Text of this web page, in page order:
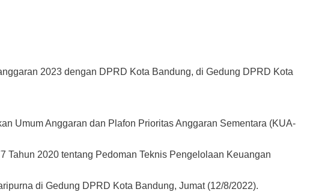
2023 dengan DPRD Kota Bandung, di Gedung DPRD Kota
Umum Anggaran dan Plafon Prioritas Anggaran Sementara (KUA-
Tahun 2020 tentang Pedoman Teknis Pengelolaan Keuangan
di Gedung DPRD Kota Bandung, Jumat (12/8/2022).